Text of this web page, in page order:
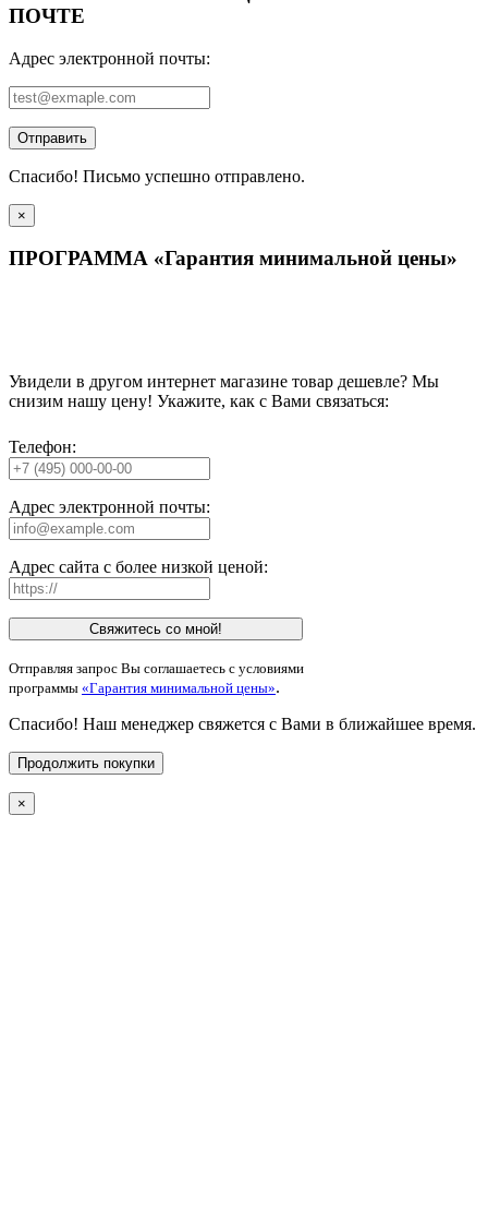
ПОЧТЕ
Адрес электронной почты:
Отправить
Спасибо! Письмо успешно отправлено.
×
ПРОГРАММА «Гарантия минимальной цены»
Увидели в другом интернет магазине товар дешевле? Мы
снизим нашу цену! Укажите, как с Вами связаться:
Телефон:
Адрес электронной почты:
Адрес сайта с более низкой ценой:
Свяжитесь со мной!
Отправляя запрос Вы соглашаетесь с условиями
программы «Гарантия минимальной цены».
Спасибо! Наш менеджер свяжется с Вами в ближайшее время.
Продолжить покупки
×